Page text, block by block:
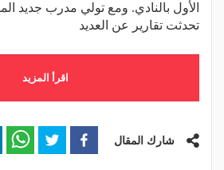
الأول بالنادي. ومع تولي مدرب جديد
تحدثت تقارير عن العديد
اقرأ المزيد
شارك المقال